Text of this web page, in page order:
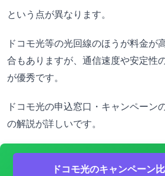
という点が異なります。
ドコモ光等の光回線のほうが料金が
合もありますが、通信速度や安定性
が優秀です。
ドコモ光の申込窓口・キャンペーン
の解説が詳しいです。
ドコモ光のキャンペーン